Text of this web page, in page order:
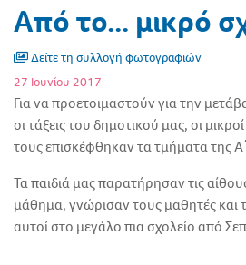
Από το... μικρό
Δείτε τη συλλογή φωτογραφιών
27 Ιουνίου 2017
Για να προετοιμαστούν για την
οι τάξεις του δημοτικού μας, οι
τους επισκέφθηκαν τα τμήματα της
Τα παιδιά μας παρατήρησαν τις
μάθημα, γνώρισαν τους μαθητές και
αυτοί στο μεγάλο πια σχολείο από